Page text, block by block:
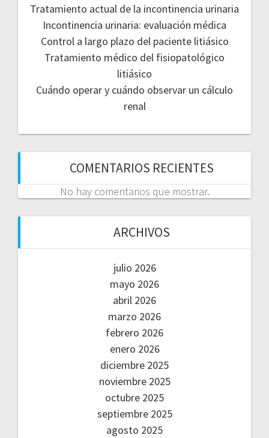
Tratamiento actual de la incontinencia urinaria
Incontinencia urinaria: evaluación médica
Control a largo plazo del paciente litiásico
Tratamiento médico del fisiopatológico
litiásico
Cuándo operar y cuándo observar un cálculo
renal
COMENTARIOS RECIENTES
No hay comentarios que mostrar.
ARCHIVOS
julio 2026
mayo 2026
abril 2026
marzo 2026
febrero 2026
enero 2026
diciembre 2025
noviembre 2025
octubre 2025
septiembre 2025
agosto 2025